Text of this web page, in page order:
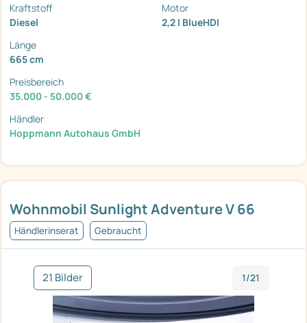
Wohnmobil Sunlight Adventure V 66
Händlerinserat Gebraucht
21 Bilder 1/21
Kraftstoff
Diesel
Motor
2,2 l BlueHDI
Länge
665 cm
Preisbereich
35.000 - 50.000 €
Händler
Hoppmann Autohaus GmbH